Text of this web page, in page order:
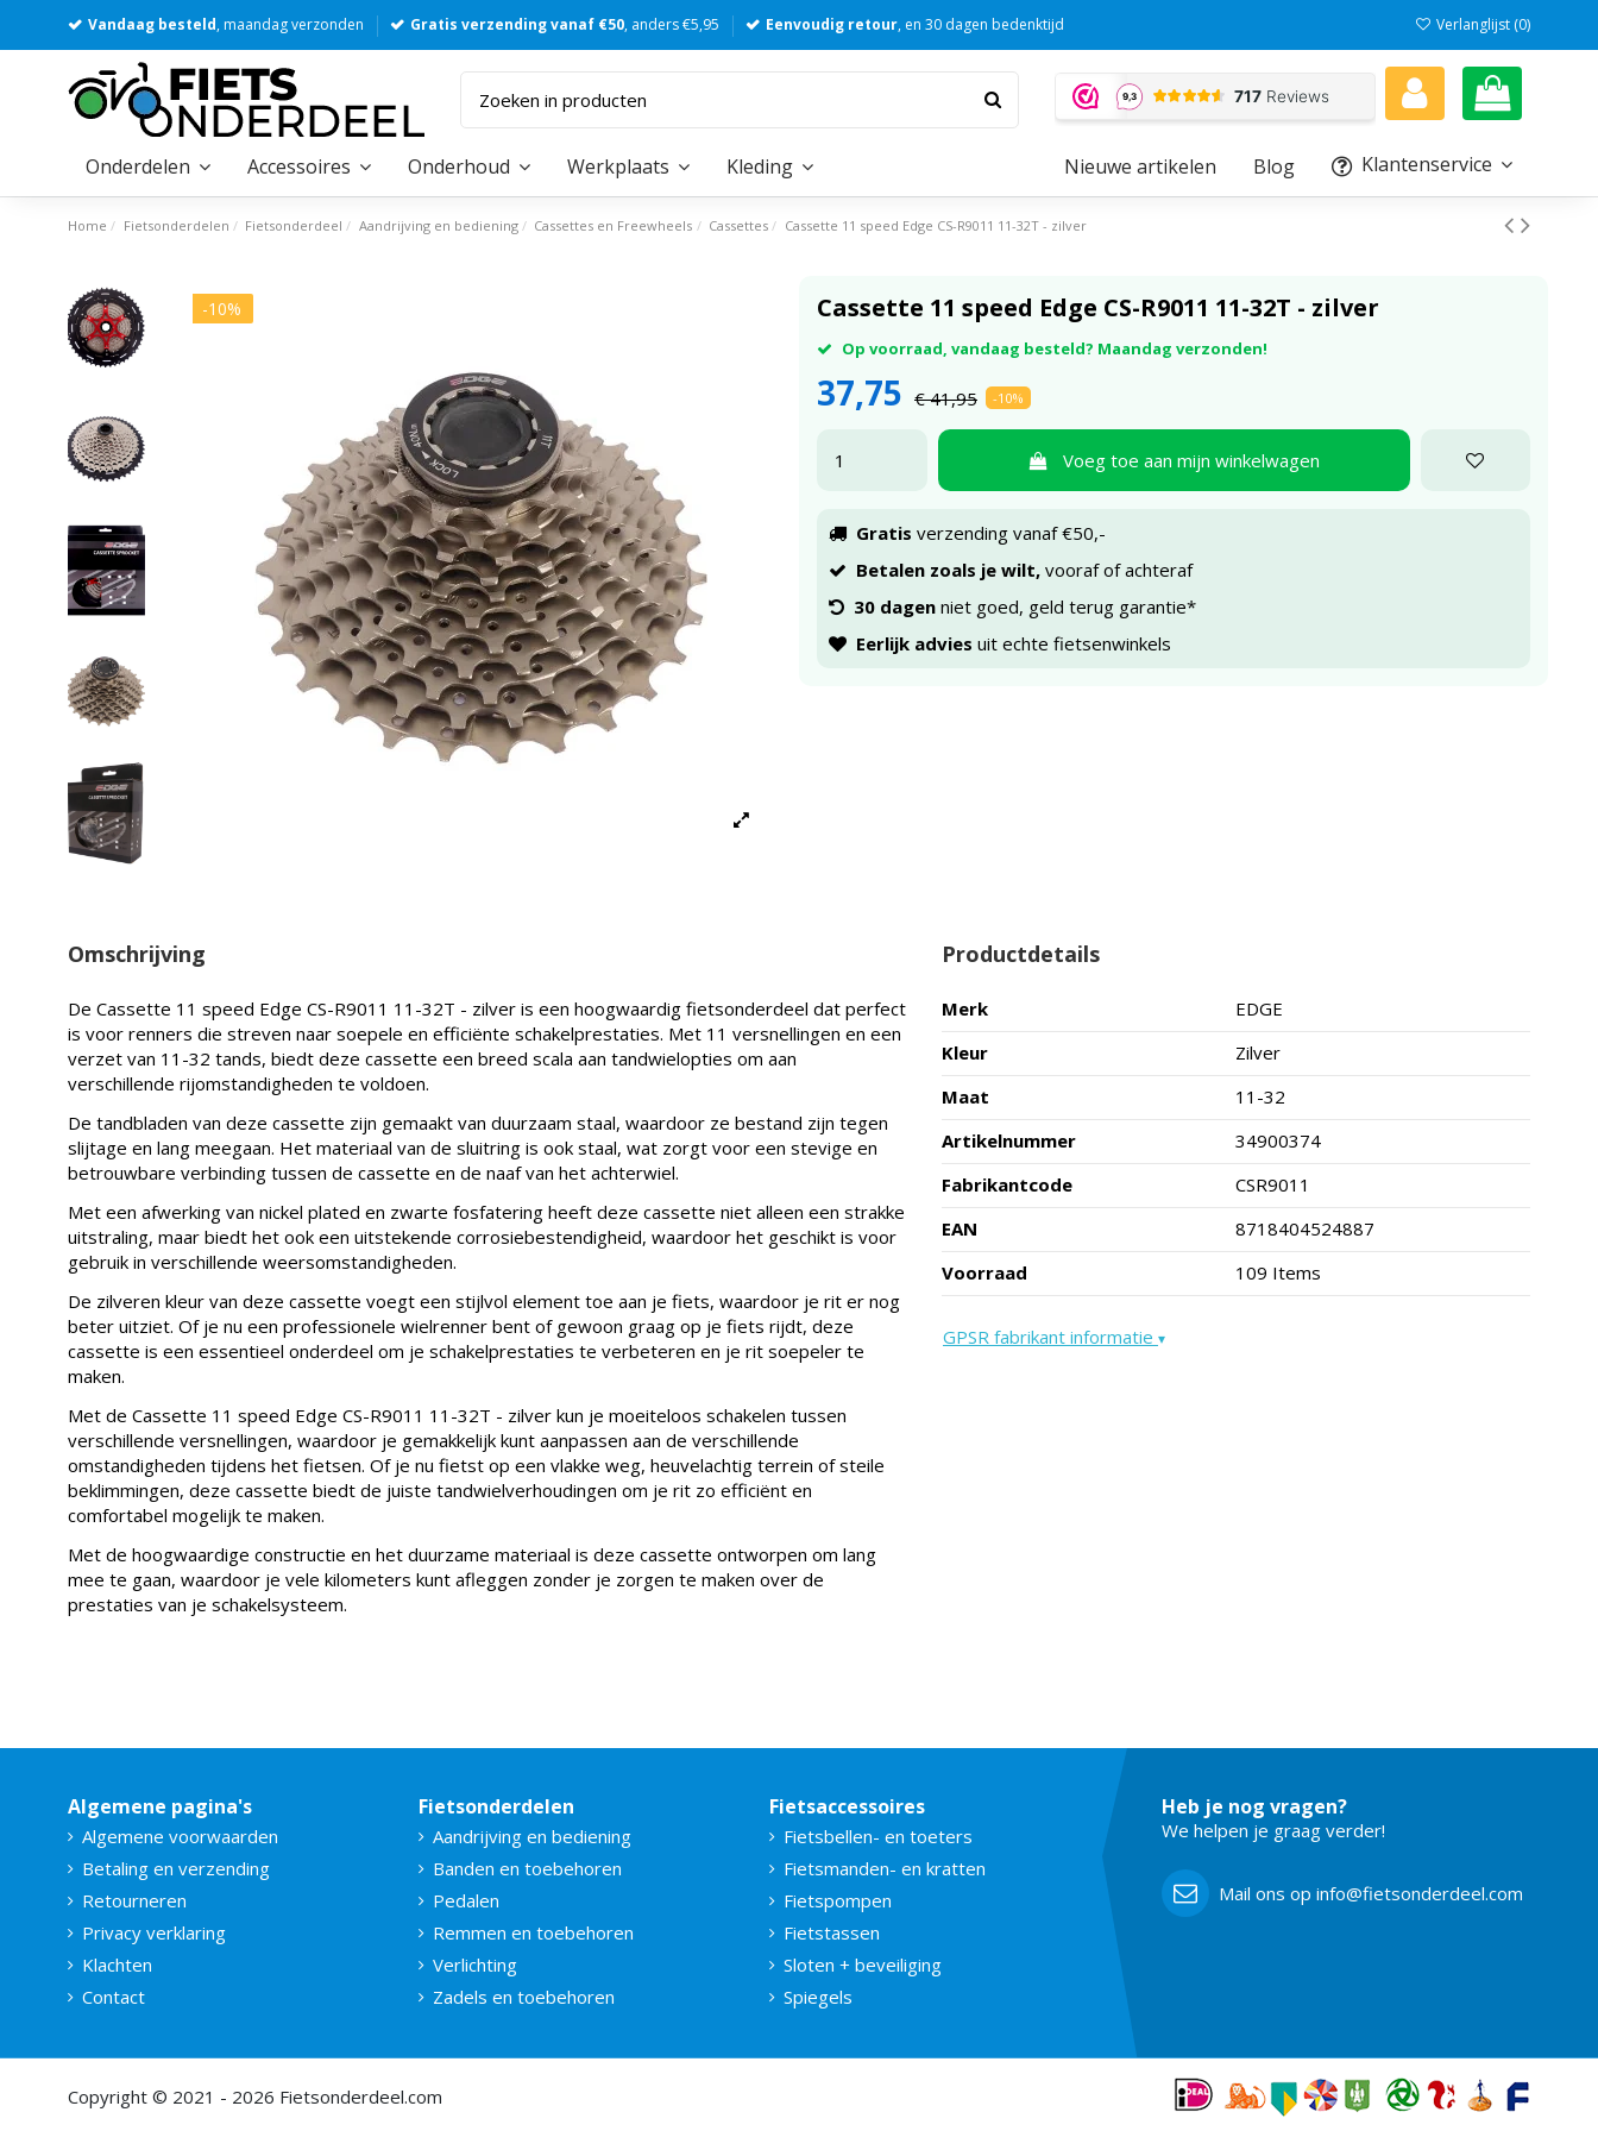
Vandaag besteld, maandag verzonden Gratis verzending vanaf €50, anders €5,95 Eenvoudig retour, en 30 dagen bedenktijd Verlanglijst (0)
Onderdelen Accessoires Onderhoud Werkplaats Kleding Klantenservice
Blog
Nieuwe artikelen
Home Fietsonderdelen Fietsonderdeel Aandrijving en bediening Cassettes en Freewheels Cassettes Cassette 11 speed Edge CS-R9011 11-32T - zilver
-10% Cassette 11 speed Edge CS-R9011 11-32T - zilver
Op voorraad, vandaag besteld? Maandag verzonden!
37,75 € 41,95 -10%
Voeg toe aan mijn winkelwagen
Gratis verzending vanaf €50,-
Betalen zoals je wilt,vooraf of achteraf
30 dagenniet goed, geld terug garantie*
Eerlijk advies uit echte fietsenwinkels
Omschrijving
De Cassette 11 speed Edge CS-R9011 11-32T - zilver is een hoogwaardig fietsonderdeel dat perfect
is voor renners die streven naar soepele en efficiënte schakelprestaties. Met 11 versnellingen en een
verzet van 11-32 tands, biedt deze cassette een breed scala aan tandwielopties om aan
verschillende rijomstandigheden te voldoen.
De tandbladen van deze cassette zijn gemaakt van duurzaam staal, waardoor ze bestand zijn tegen
slijtage en lang meegaan. Het materiaal van de sluitring is ook staal, wat zorgt voor een stevige en
betrouwbare verbinding tussen de cassette en de naaf van het achterwiel.
Met een afwerking van nickel plated en zwarte fosfatering heeft deze cassette niet alleen een strakke
uitstraling, maar biedt het ook een uitstekende corrosiebestendigheid, waardoor het geschikt is voor
gebruik in verschillende weersomstandigheden.
De zilveren kleur van deze cassette voegt een stijlvol element toe aan je fiets, waardoor je rit er nog
beter uitziet. Of je nu een professionele wielrenner bent of gewoon graag op je fiets rijdt, deze
cassette is een essentieel onderdeel om je schakelprestaties te verbeteren en je rit soepeler te
maken.
Met de Cassette 11 speed Edge CS-R9011 11-32T - zilver kun je moeiteloos schakelen tussen
verschillende versnellingen, waardoor je gemakkelijk kunt aanpassen aan de verschillende
omstandigheden tijdens het fietsen. Of je nu fietst op een vlakke weg, heuvelachtig terrein of steile
beklimmingen, deze cassette biedt de juiste tandwielverhoudingen om je rit zo efficiënt en
comfortabel mogelijk te maken.
Met de hoogwaardige constructie en het duurzame materiaal is deze cassette ontworpen om lang
mee te gaan, waardoor je vele kilometers kunt afleggen zonder je zorgen te maken over de
prestaties van je schakelsysteem.
Productdetails
Merk
EDGE
Kleur
Zilver
Maat
11-32
Artikelnummer
34900374
Fabrikantcode
CSR9011
EAN
8718404524887
Voorraad
109 Items
GPSR fabrikant informatie ▾
Algemene pagina's
Algemene voorwaarden
Betaling en verzending
Retourneren
Privacy verklaring
Klachten
Contact
Fietsonderdelen
Aandrijving en bediening
Banden en toebehoren
Pedalen
Remmen en toebehoren
Verlichting
Zadels en toebehoren
Fietsaccessoires
Fietsbellen- en toeters
Fietsmanden- en kratten
Fietspompen
Fietstassen
Sloten + beveiliging
Spiegels
Heb je nog vragen?
We helpen je graag verder!
Mail ons op info@fietsonderdeel.com
Copyright © 2021 - 2026 Fietsonderdeel.com